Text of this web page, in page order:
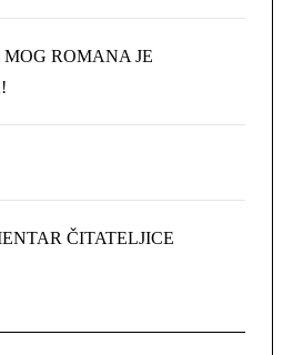
ROMANA JE
ČITATELJICE